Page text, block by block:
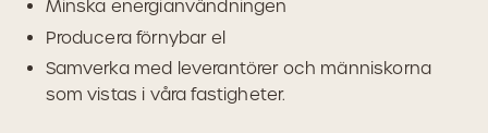
Minska energianvändningen
Producera förnybar el
Samverka med leverantörer och människorna
som vistas i våra fastigheter.